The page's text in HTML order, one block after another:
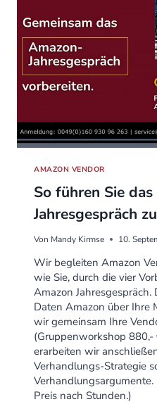
AMAZON VENDOR
So führen Sie
Jahresgespräch
Von Mandy Kirmse 10.
Wir begleiten Amazon
wie Sie, durch die vier
Amazon
Daten Amazon über Ihre
wir gemeinsam Ihre
(Gruppenworkshop
erarbeiten wir
Verhandlungs-Strategie
Preis nach Stunden.)